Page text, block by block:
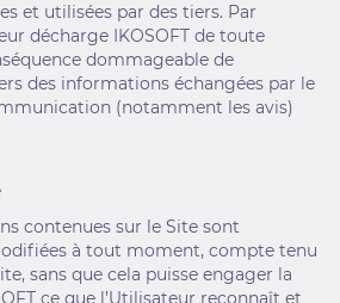
et utilisées par des tiers. Par
décharge IKOSOFT de toute
dommageable de
des informations échangées par le
(notamment les avis)
contenues sur le Site sont
à tout moment, compte tenu
sans que cela puisse engager la
ce que l’Utilisateur reconnaît et